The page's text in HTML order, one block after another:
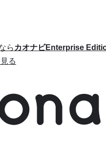
らカオナビEnterprise
る